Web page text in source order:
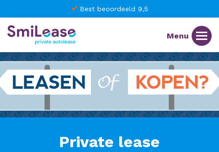
Best beoordeeld 9,5
Private lease